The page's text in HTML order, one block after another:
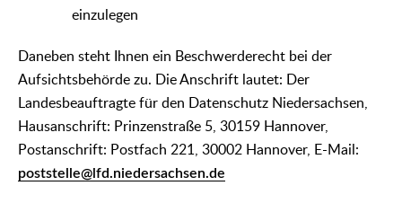
einzulegen
Daneben steht Ihnen ein Beschwerderecht bei der
Aufsichtsbehörde zu. Die Anschrift lautet: Der
Landesbeauftragte für den Datenschutz Niedersachsen,
Hausanschrift: Prinzenstraße 5, 30159 Hannover,
Postanschrift: Postfach 221, 30002 Hannover, E-Mail:
poststelle@lfd.niedersachsen.de